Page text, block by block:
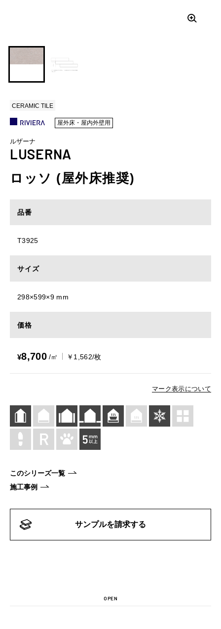
CERAMIC TILE
屋外床・屋内外壁用
ルザーナ
LUSERNA
ロッソ (屋外床推奨)
品番
T3925
サイズ
298×599×9 mm
価格
¥8,700 /㎡ ￥1,562/枚
マーク表示について
このシリーズ一覧
施工事例
サンプルを請求する
OPEN